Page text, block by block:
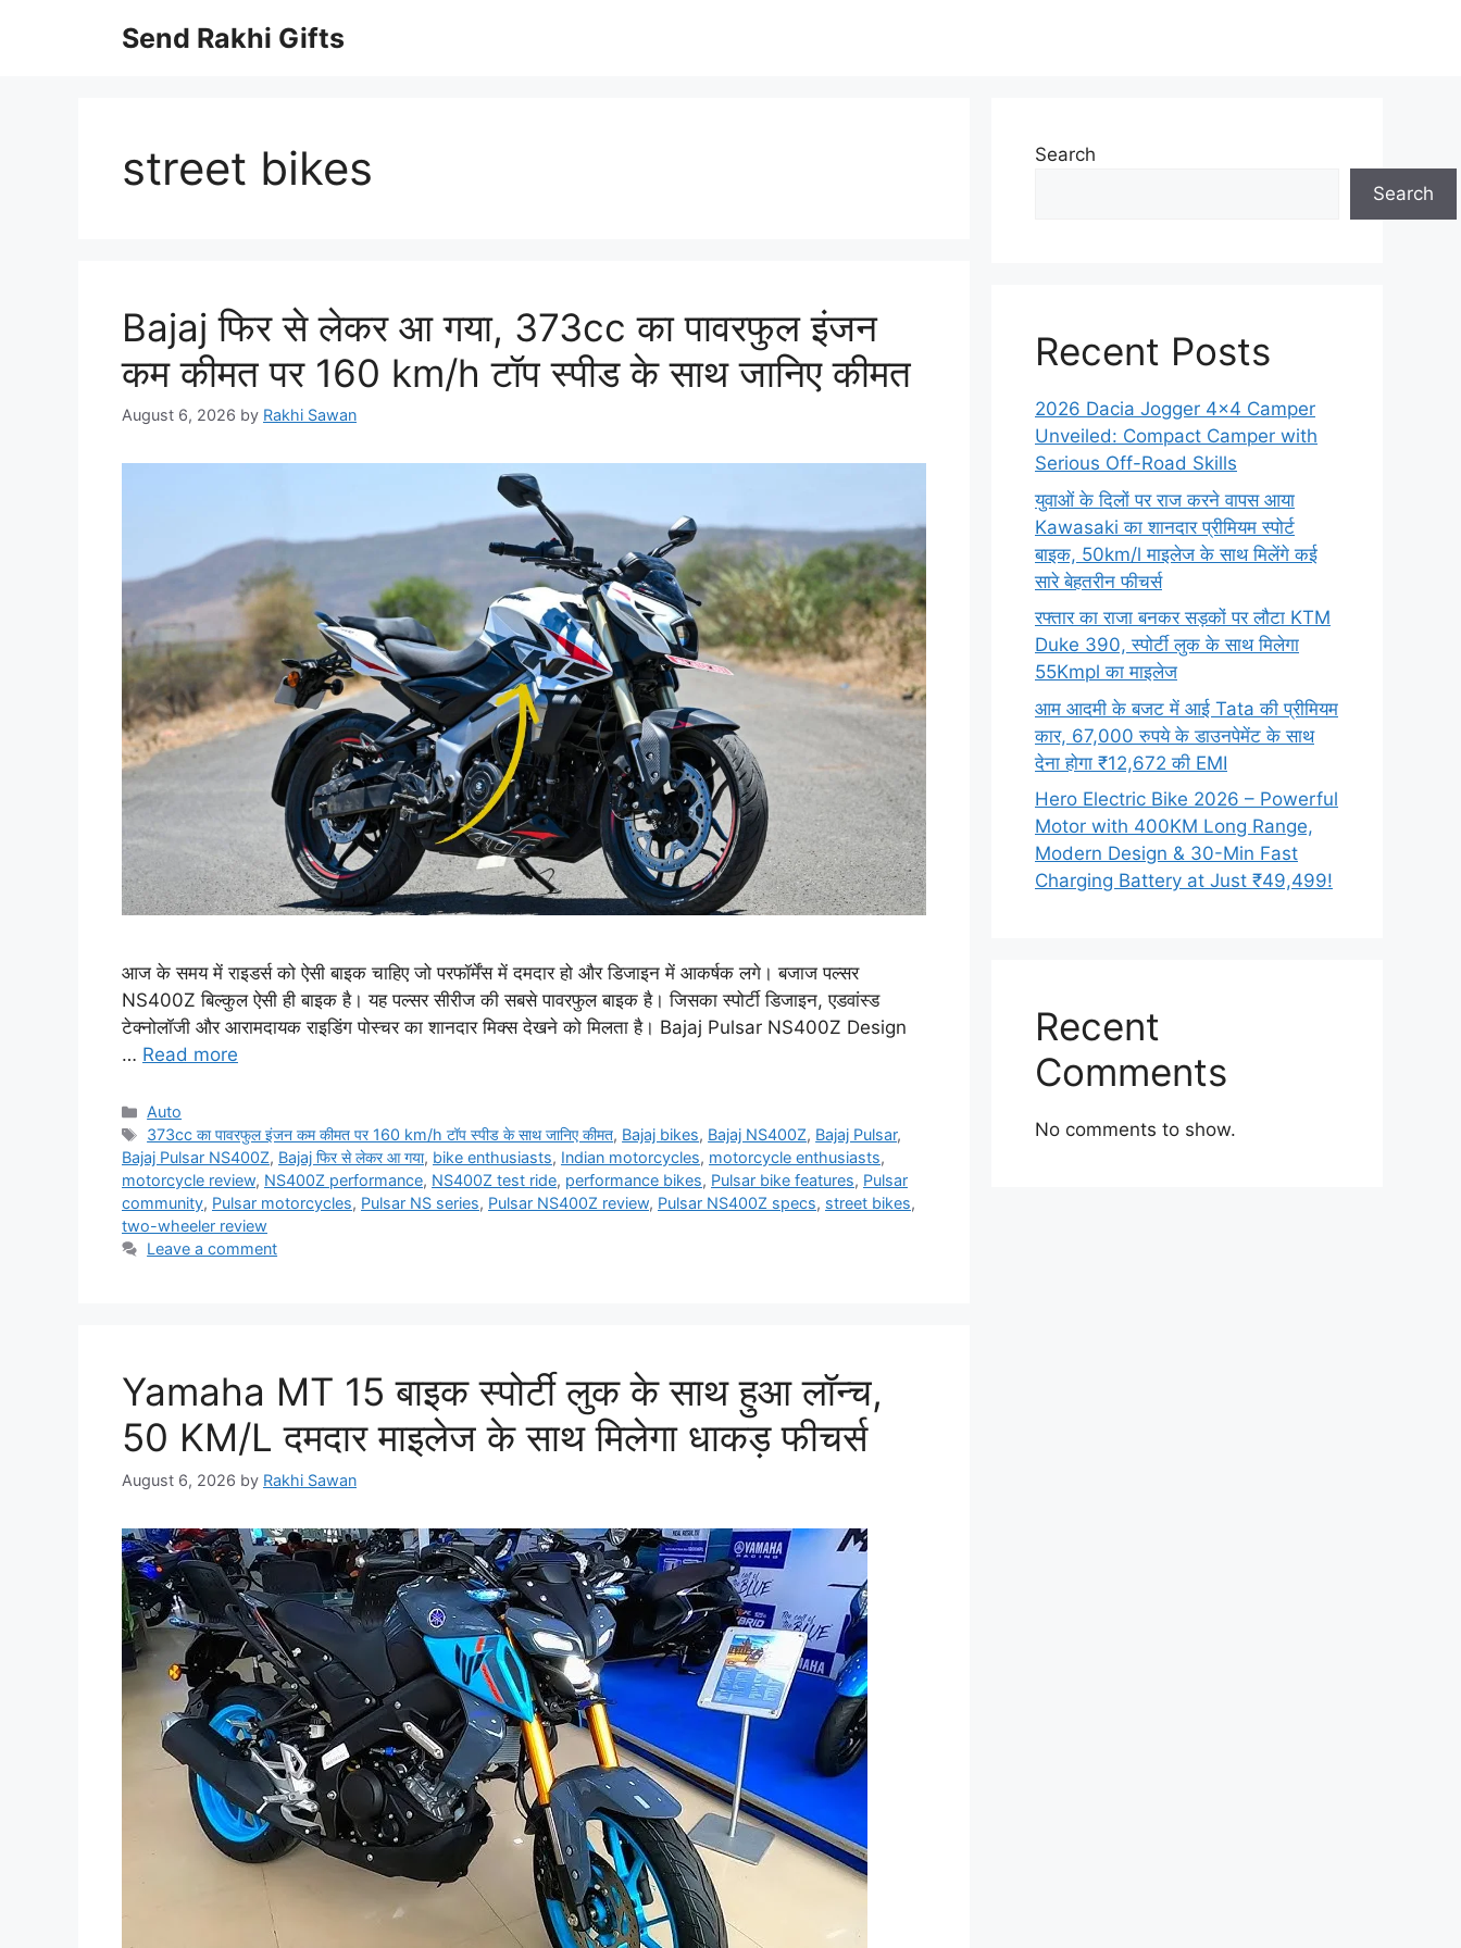
Send Rakhi Gifts
street bikes
Bajaj फिर से लेकर आ गया, 373cc का पावरफुल इंजन
कम कीमत पर 160 km/h टॉप स्पीड के साथ जानिए कीमत
August 6, 2026 by Rakhi Sawan
आज के समय में राइडर्स को ऐसी बाइक चाहिए जो परफॉर्मेंस में दमदार हो और डिजाइन में आकर्षक लगे। बजाज पल्सर
NS400Z बिल्कुल ऐसी ही बाइक है। यह पल्सर सीरीज की सबसे पावरफुल बाइक है। जिसका स्पोर्टी डिजाइन, एडवांस्ड
टेक्नोलॉजी और आरामदायक राइडिंग पोस्चर का शानदार मिक्स देखने को मिलता है। Bajaj Pulsar NS400Z Design
… Read more
Categories
Auto
Tags
373cc का पावरफुल इंजन कम कीमत पर 160 km/h टॉप स्पीड के साथ जानिए कीमत, Bajaj bikes, Bajaj NS400Z, Bajaj Pulsar,
Bajaj Pulsar NS400Z, Bajaj फिर से लेकर आ गया, bike enthusiasts, Indian motorcycles, motorcycle enthusiasts,
motorcycle review, NS400Z performance, NS400Z test ride, performance bikes, Pulsar bike features, Pulsar
community, Pulsar motorcycles, Pulsar NS series, Pulsar NS400Z review, Pulsar NS400Z specs, street bikes,
two-wheeler review
Leave a comment
Yamaha MT 15 बाइक स्पोर्टी लुक के साथ हुआ लॉन्च,
50 KM/L दमदार माइलेज के साथ मिलेगा धाकड़ फीचर्स
August 6, 2026 by Rakhi Sawan
Search
Search
Recent Posts
2026 Dacia Jogger 4×4 Camper
Unveiled: Compact Camper with
Serious Off-Road Skills
युवाओं के दिलों पर राज करने वापस आया
Kawasaki का शानदार प्रीमियम स्पोर्ट
बाइक, 50km/l माइलेज के साथ मिलेंगे कई
सारे बेहतरीन फीचर्स
रफ्तार का राजा बनकर सड़कों पर लौटा KTM
Duke 390, स्पोर्टी लुक के साथ मिलेगा
55Kmpl का माइलेज
आम आदमी के बजट में आई Tata की प्रीमियम
कार, 67,000 रुपये के डाउनपेमेंट के साथ
देना होगा ₹12,672 की EMI
Hero Electric Bike 2026 – Powerful
Motor with 400KM Long Range,
Modern Design & 30-Min Fast
Charging Battery at Just ₹49,499!
Recent
Comments
No comments to show.